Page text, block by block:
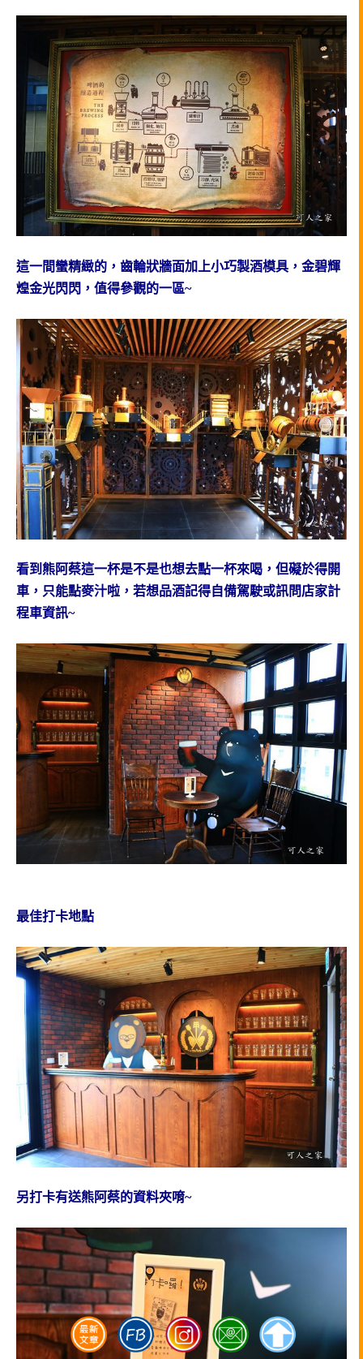
這一間蠻精緻的，齒輪狀牆面加上小巧製酒模具，金碧輝
煌金光閃閃，值得參觀的一區~
看到熊阿蔡這一杯是不是也想去點一杯來喝，但礙於得開
車，只能點麥汁啦，若想品酒記得自備駕駛或訊問店家計
程車資訊~
最佳打卡地點
另打卡有送熊阿蔡的資料夾唷~